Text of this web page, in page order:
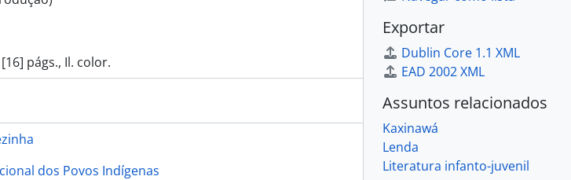
págs., Il. color.
dos Povos Indígenas
Exportar
Dublin Core 1.1 XML
EAD 2002 XML
Assuntos relacionados
Kaxinawá
Lenda
Literatura infanto-juvenil